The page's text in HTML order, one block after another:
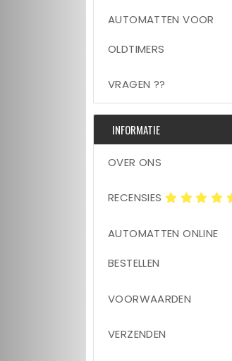
AUTOMATTEN VOOR
OLDTIMERS
VRAGEN ??
INFORMATIE
OVER ONS
RECENSIES
AUTOMATTEN ONLINE
BESTELLEN
VOORWAARDEN
VERZENDEN